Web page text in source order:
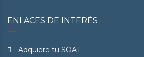
ENLACES DE INTERÉS
Adquiere tu SOAT